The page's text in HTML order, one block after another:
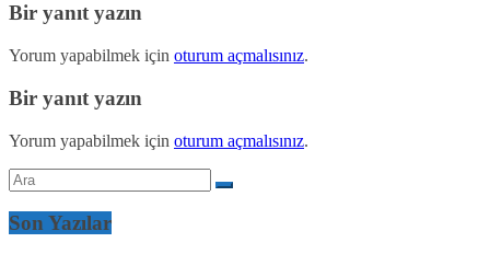
Bir yanıt yazın
Yorum yapabilmek için oturum açmalısınız.
Bir yanıt yazın
Yorum yapabilmek için oturum açmalısınız.
Son Yazılar